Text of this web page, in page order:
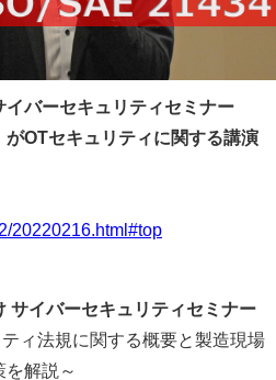
イバーセキュリティセミナー
OTセキュリティに関する講演
20220216.html#top
サイバーセキュリティセミナー
ィ法規に関する概要と製造現場
を解説～